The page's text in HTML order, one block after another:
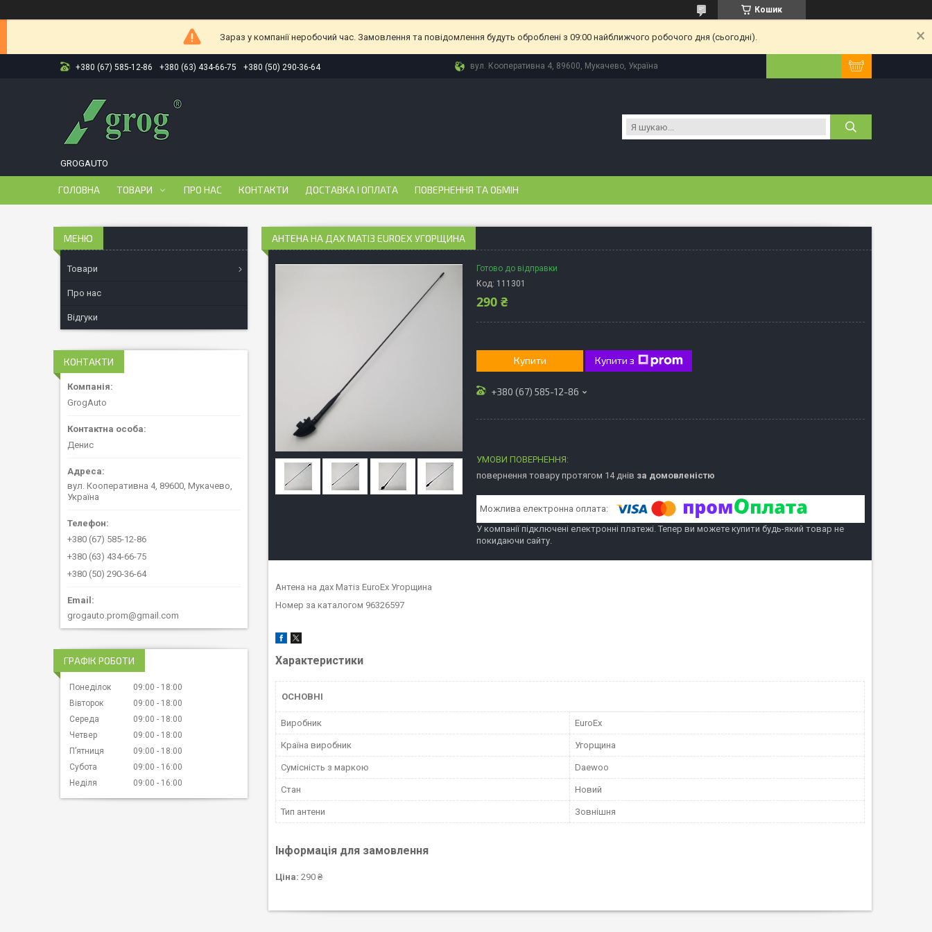
Кошик
Зараз у компанії неробочий час. Замовлення та повідомлення будуть оброблені з 09:00 найближчого робочого дня (сьогодні).
+380 (67) 585-12-86 +380 (63) 434-66-75 +380 (50) 290-36-64 вул. Кооперативна 4, 89600, Мукачево, Україна
GROGAUTO
ГОЛОВНА ТОВАРИ ПРО НАС КОНТАКТИ ДОСТАВКА І ОПЛАТА ПОВЕРНЕННЯ ТА ОБМІН
АНТЕНА НА ДАХ МАТІЗ EUROEX УГОРЩИНА
Готово до відправки
Код: 111301
290 ₴
Купити Купити з
+380 (67) 585-12-86
повернення товару протягом 14 днів за домовленістю
У компанії підключені електронні платежі. Тепер ви можете купити будь-який товар не
покидаючи сайту.
Антена на дах Матіз EuroEx Угорщина
Номер за каталогом 96326597
Характеристики
ОСНОВНІ
Виробник EuroEx
Країна виробник Угорщина
Сумісність з маркою Daewoo
Стан Новий
Тип антени Зовнішня
Інформація для замовлення
Ціна: 290 ₴
Товари
Про нас
Відгуки
КОНТАКТИ
GrogAuto
Денис
вул. Кооперативна 4, 89600, Мукачево,
Україна
+380 (67) 585-12-86
+380 (63) 434-66-75
+380 (50) 290-36-64
grogauto.prom@gmail.com
ГРАФІК РОБОТИ
Понеділок 09:00
18:00
Вівторок
09:00
18:00
Середа
09:00
18:00
Четвер
09:00
18:00
Пʼятниця
09:00
18:00
Субота
09:00
16:00
Неділя
09:00 16:00